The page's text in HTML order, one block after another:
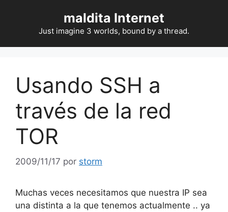
contenido
maldita Internet
Just imagine 3 worlds, bound by a thread.
Usando SSH a
través de la red
TOR
2009/11/17 por storm
Muchas veces necesitamos que nuestra IP sea
una distinta a la que tenemos actualmente .. ya